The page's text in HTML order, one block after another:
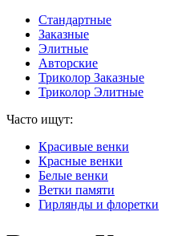
Стандартные
Заказные
Элитные
Авторские
Триколор Заказные
Триколор Элитные
Часто ищут:
Красивые венки
Красные венки
Белые венки
Ветки памяти
Гирлянды и флоретки